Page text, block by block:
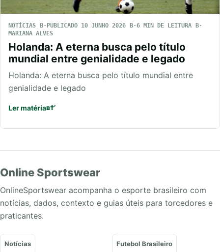
NOTÍCIAS PUBLICADO 10 JUNHO 2026
6 MIN DE LEITURA
MARIANA ALVES
Holanda: A eterna busca pelo título
mundial entre genialidade e legado
Holanda: A eterna busca pelo título mundial entre
genialidade e legado
Ler matéria
Online Sportswear
OnlineSportswear acompanha o esporte brasileiro com
notícias, dados, contexto e guias úteis para torcedores e
praticantes.
Notícias Futebol Brasileiro